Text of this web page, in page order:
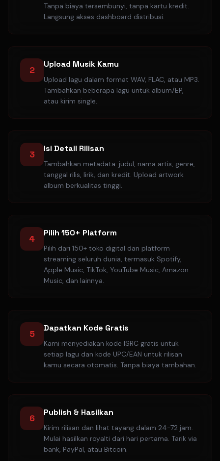
Tanpa biaya tersembunyi, tanpa kartu kredit.
Langsung akses dashboard distribusi.
2
Upload Musik Kamu
Upload lagu dalam format WAV, FLAC, atau MP3.
Tambahkan beberapa lagu untuk album/EP,
atau kirim single.
3
Isi Detail Rilisan
Tambahkan metadata: judul, nama artis, genre,
tanggal rilis, lirik, dan kredit. Upload artwork
album berkualitas tinggi.
4
Pilih 150+ Platform
Pilih dari 150+ toko digital dan platform
streaming seluruh dunia, termasuk Spotify,
Apple Music, TikTok, YouTube Music, Amazon
Music, dan lainnya.
5
Dapatkan Kode Gratis
Kami menyediakan kode ISRC gratis untuk
setiap lagu dan kode UPC/EAN untuk rilisan
kamu secara otomatis. Tanpa biaya tambahan.
6
Publish & Hasilkan
Kirim rilisan dan lihat tayang dalam 24-72 jam.
Mulai hasilkan royalti dari hari pertama. Tarik via
bank, PayPal, atau Bitcoin.